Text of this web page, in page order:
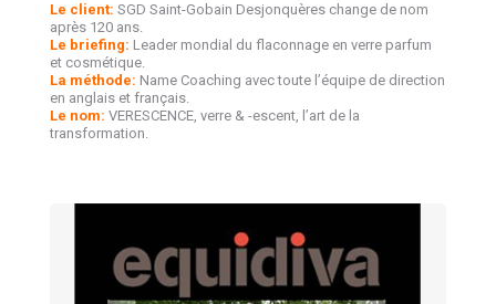
Le client: SGD Saint-Gobain Desjonquères change de nom
après 120 ans.
Le briefing: Leader mondial du flaconnage en verre parfum
et cosmétique.
La méthode: Name Coaching avec toute l’équipe de direction
en anglais et français.
Le nom: VERESCENCE, verre & -escent, l’art de la
transformation.